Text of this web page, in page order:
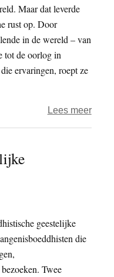
Maar dat leverde
rust op. Door
in de wereld – van
tot de oorlog in
ervaringen, roept ze
Lees meerover
geestelijke
die
Twee